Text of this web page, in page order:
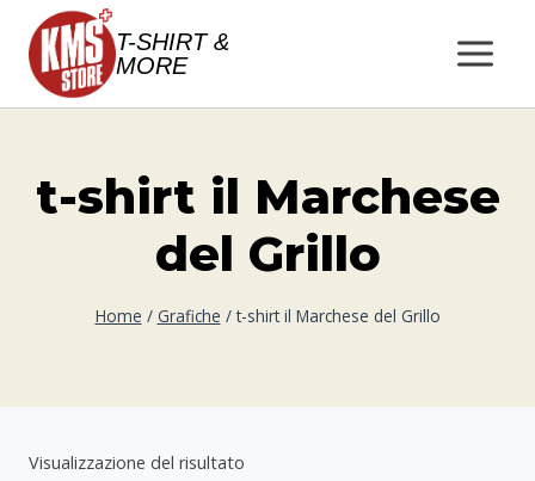
Salta
contenuto
T-SHIRT &
MORE
t-shirt il Marchese
del Grillo
Home / Grafiche / t-shirt il Marchese del Grillo
Visualizzazione del risultato